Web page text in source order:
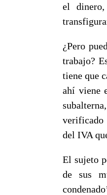
el
¿Pero
trabajo?
tiene que
ahí viene
verificado
del IVA
El sujeto
de sus